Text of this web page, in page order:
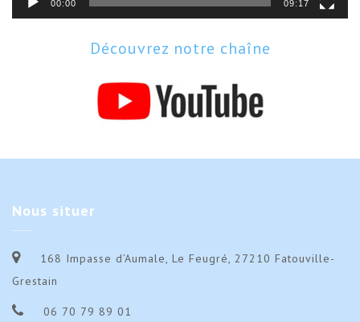
00:00 09:17
Découvrez notre chaîne
Nous situer
168 Impasse d’Aumale, Le Feugré, 27210 Fatouville-
Grestain
06 70 79 89 01